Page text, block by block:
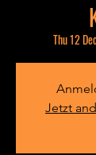
Thu 12
Jetzt